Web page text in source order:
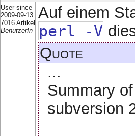
User since
2009-09-13
7016 Artikel
BenutzerIn
Auf einem
perl -V
Quote
...
Summary
subversion